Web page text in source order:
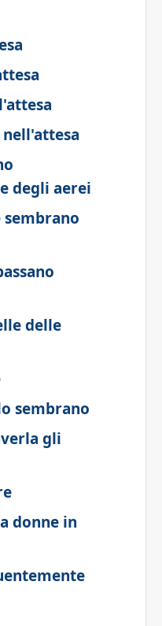
degli aerei
delle
sembrano
gli
donne in